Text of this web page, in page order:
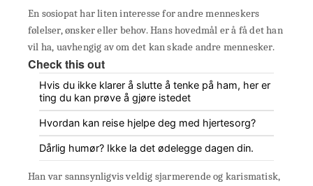
En sosiopat har liten interesse for andre menneskers
følelser, ønsker eller behov. Hans hovedmål er å få det han
vil ha, uavhengig av om det kan skade andre mennesker.
Check this out
Hvis du ikke klarer å slutte å tenke på ham, her er
ting du kan prøve å gjøre istedet
Hvordan kan reise hjelpe deg med hjertesorg?
Dårlig humør? Ikke la det ødelegge dagen din.
Han var sannsynligvis veldig sjarmerende og karismatisk,